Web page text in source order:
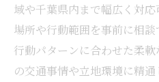
域や千葉県内まで幅広く対
場所や行動範囲を事前に相
行動パターンに合わせた柔
の交通事情や立地環境に精